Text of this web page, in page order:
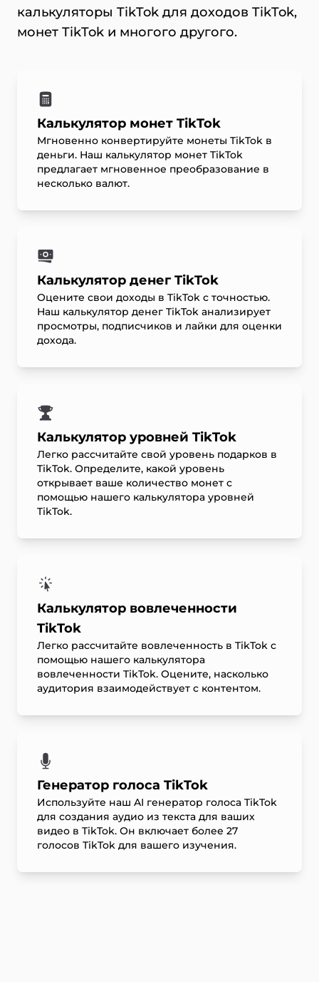
калькуляторы TikTok для доходов TikTok,
монет TikTok и многого другого.
Калькулятор монет TikTok
Мгновенно конвертируйте монеты TikTok в
деньги. Наш калькулятор монет TikTok
предлагает мгновенное преобразование в
несколько валют.
Калькулятор денег TikTok
Оцените свои доходы в TikTok с точностью.
Наш калькулятор денег TikTok анализирует
просмотры, подписчиков и лайки для оценки
дохода.
Калькулятор уровней TikTok
Легко рассчитайте свой уровень подарков в
TikTok. Определите, какой уровень
открывает ваше количество монет с
помощью нашего калькулятора уровней
TikTok.
Калькулятор вовлеченности
TikTok
Легко рассчитайте вовлеченность в TikTok с
помощью нашего калькулятора
вовлеченности TikTok. Оцените, насколько
аудитория взаимодействует с контентом.
Генератор голоса TikTok
Используйте наш AI генератор голоса TikTok
для создания аудио из текста для ваших
видео в TikTok. Он включает более 27
голосов TikTok для вашего изучения.